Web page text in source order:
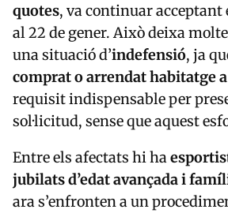
quotes, va continuar
al 22 de gener. Això deixa
una situació d’indefensió, ja
comprat o arrendat habitatge
requisit indispensable per
sol·licitud, sense que aquest
Entre els afectats hi ha
jubilats d’edat avançada i
ara s’enfronten a un